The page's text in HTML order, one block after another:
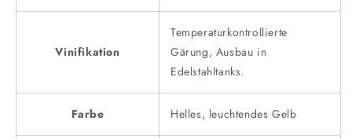
Vinifikation
Temperaturkontrollierte
Gärung, Ausbau in
Edelstahltanks.
Farbe Helles, leuchtendes Gelb